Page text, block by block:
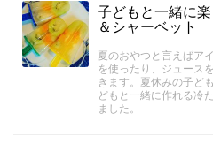
子どもと一緒に
＆シャーベット
夏のおやつと言えばア
を使ったり、ジュース
きます。夏休みの子ど
どもと一緒に作れる冷
ました。